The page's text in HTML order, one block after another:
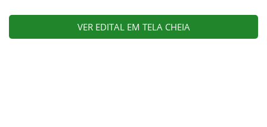
VER EDITAL EM TELA CHEIA